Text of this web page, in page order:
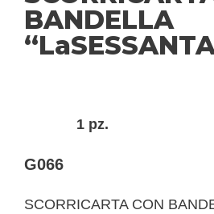
BANDELLA
1 pz.
G066
SCORRICARTA CON